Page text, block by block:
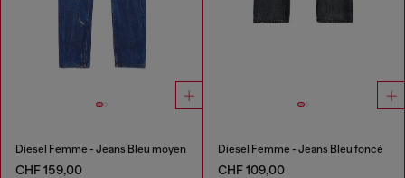
Diesel Femme - Jeans Bleu moyen
CHF 159,00
Diesel Femme - Jeans Bleu foncé
CHF 109,00